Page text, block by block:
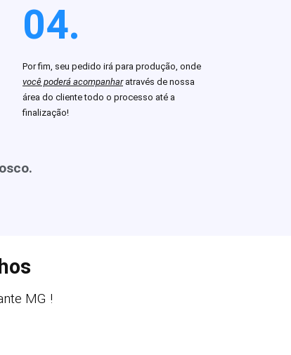
04.
Por fim, seu pedido irá para produção, onde
você poderá acompanharatravés de nossa
área do cliente todo o processo até a
finalização!
MG !